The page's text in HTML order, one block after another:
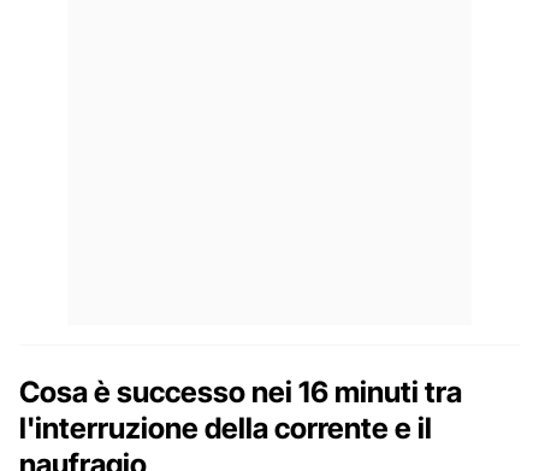
Cosa è successo nei 16 minuti tra
l'interruzione della corrente e il